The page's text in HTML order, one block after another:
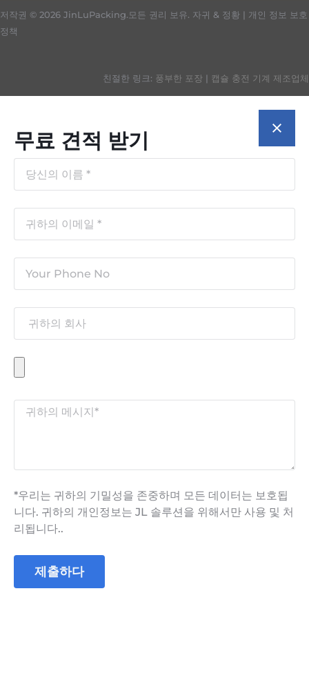
저작권 © 2026 JinLuPacking.모든 권리 보유. 자귀 & 정황 | 개인 정보 보호
정책
친절한 링크: 풍부한 포장 | 캡슐 충전 기계 제조업체
무료 견적 받기
*우리는 귀하의 기밀성을 존중하며 모든 데이터는 보호됩
니다. 귀하의 개인정보는 JL 솔루션을 위해서만 사용 및 처
리됩니다..
제출하다